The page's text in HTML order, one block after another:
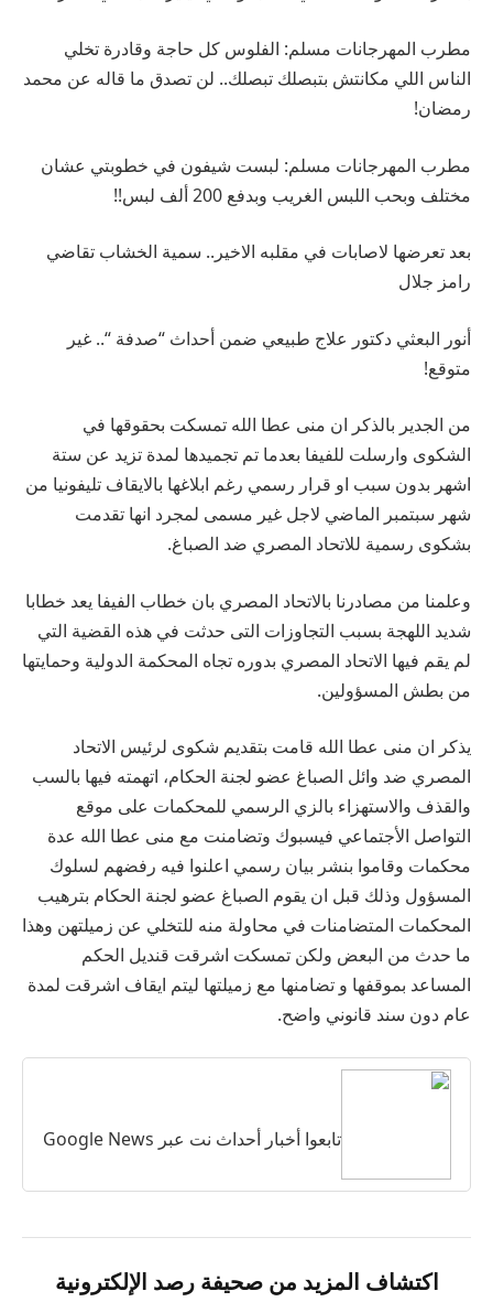
مطرب المهرجانات مسلم: الفلوس كل حاجة وقادرة تخلي
الناس اللي مكانتش بتبصلك تبصلك.. لن تصدق ما قاله عن محمد
رمضان!
مطرب المهرجانات مسلم: لبست شيفون في خطوبتي عشان
مختلف وبحب اللبس الغريب وبدفع 200 ألف لبس!!
بعد تعرضها لاصابات في مقلبه الاخير.. سمية الخشاب تقاضي
رامز جلال
أنور البعثي دكتور علاج طبيعي ضمن أحداث “صدفة “.. غير
متوقع!
من الجدير بالذكر ان منى عطا الله تمسكت بحقوقها في
الشكوى وارسلت للفيفا بعدما تم تجميدها لمدة تزيد عن ستة
اشهر بدون سبب او قرار رسمي رغم ابلاغها بالايقاف تليفونيا من
شهر سبتمبر الماضي لاجل غير مسمى لمجرد انها تقدمت
بشكوى رسمية للاتحاد المصري ضد الصباغ.
وعلمنا من مصادرنا بالاتحاد المصري بان خطاب الفيفا يعد خطابا
شديد اللهجة بسبب التجاوزات التى حدثت في هذه القضية التي
لم يقم فيها الاتحاد المصري بدوره تجاه المحكمة الدولية وحمايتها
من بطش المسؤولين.
يذكر ان منى عطا الله قامت بتقديم شكوى لرئيس الاتحاد
المصري ضد وائل الصباغ عضو لجنة الحكام، اتهمته فيها بالسب
والقذف والاستهزاء بالزي الرسمي للمحكمات على موقع
التواصل الأجتماعي فيسبوك وتضامنت مع منى عطا الله عدة
محكمات وقاموا بنشر بيان رسمي اعلنوا فيه رفضهم لسلوك
المسؤول وذلك قبل ان يقوم الصباغ عضو لجنة الحكام بترهيب
المحكمات المتضامنات في محاولة منه للتخلي عن زميلتهن وهذا
ما حدث من البعض ولكن تمسكت اشرقت قنديل الحكم
المساعد بموقفها و تضامنها مع زميلتها ليتم ايقاف اشرقت لمدة
عام دون سند قانوني واضح.
تابعوا أخبار أحداث نت عبر Google News
اكتشاف المزيد من صحيفة رصد الإلكترونية